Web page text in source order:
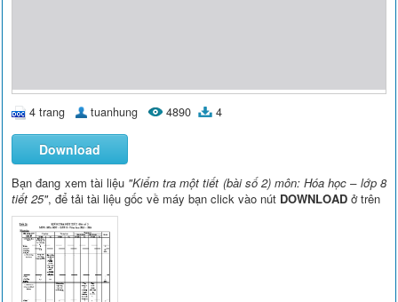
4 trang tuanhung 4890 4
Download
Bạn đang xem tài liệu "Kiểm tra một tiết (bài số 2) môn: Hóa học – lớp 8
tiết 25", để tải tài liệu gốc về máy bạn click vào nút DOWNLOAD ở trên